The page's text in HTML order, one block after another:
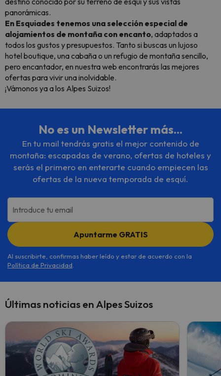
panorámicas.
En Esquiades tenemos una selección especial de
alojamientos de montaña con encanto, adaptados a
todos los gustos y presupuestos. Tanto si buscas un lujoso
hotel boutique, una cabaña o un refugio de montaña sencillo,
pero encantador, en nuestra web encontrarás las mejores
ofertas para vivir una inolvidable.
¡Vámonos ya a los Alpes Suizos!
No es un Newsletter más...
En tu mail tendrás gratis el mejor contenido de
montaña: escapadas de verano, ofertas de hoteles y
serás el primero en enterarte cuando empiecen las
ofertas de la nueva temporada de esquí.
Introduce tu email
Apuntarme GRATIS
Al suscribirte, confirmas haber leído y estar de acuerdo con la
Política de Privacidad
Últimas noticias en Alpes Suizos